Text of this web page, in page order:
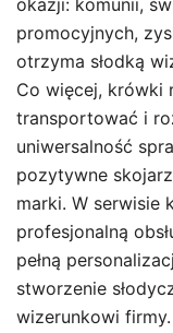
okazji: komunii,
promocyjnych,
otrzyma słodką
Co więcej, krówki
transportować i
uniwersalność
pozytywne
marki. W serwisie
profesjonalną
pełną
stworzenie
wizerunkowi